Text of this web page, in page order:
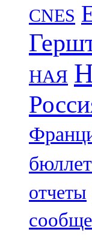
CNES
НАЯ
отчеты